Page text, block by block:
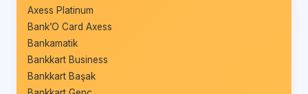
Axess Platinum
Bank’O Card Axess
Bankamatik
Bankkart Business
Bankkart Başak